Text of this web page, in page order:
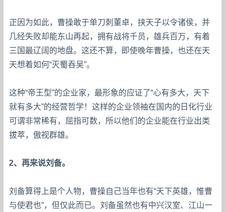
正因为如此，曹操敢于单刀刺董卓，挟天子以令诸侯，并
几经失败却能东山再起，拥有战将千员，雄兵百万，有着
三国最辽阔的地盘。这还不算，即使晚年曹操，也还在天
天想着如何“灭蜀吞吴”。
这种“帝王型”的企业家，最形象的应证了“心有多大，天下
就有多大”的经营哲学！这样的企业领袖在国内的日化行业
可谓非常稀有，屈指可数，所以他们的企业能在行业出类
拔萃，傲视群雄。
2、再来说刘备。
刘备算得上是个人物，曹操自己当年也有“天下英雄，惟曹
与使君也”，但仅此而已。刘备虽然也有中兴汉室、江山一